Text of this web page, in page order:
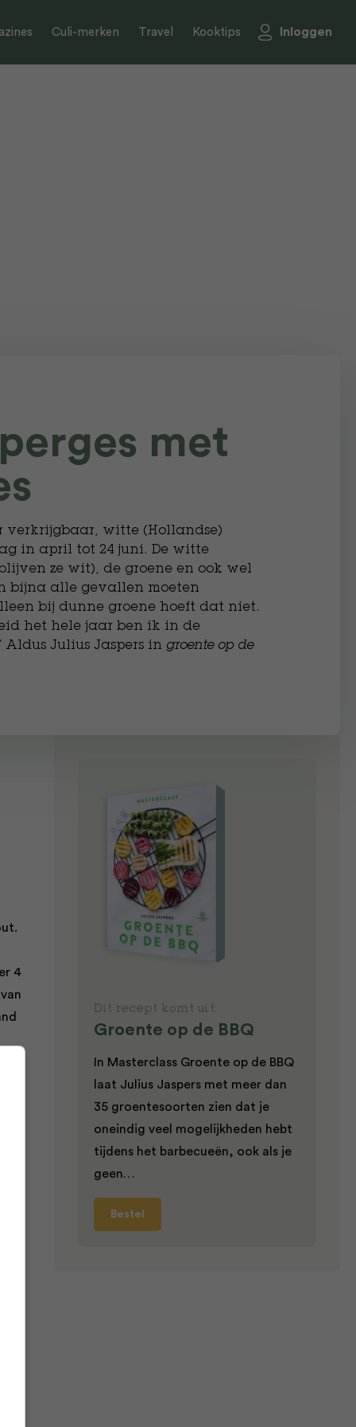
Culi-merken Travel Kooktips Inloggen
met
verkrijgbaar, witte (Hollandse)
in april tot 24 juni. De witte
ze wit), de groene en ook wel
bijna alle gevallen moeten
bij dunne groene hoeft dat niet.
het hele jaar ben ik in de
Julius Jaspers in groente op de
4
Dit recept komt uit:
Groente op de BBQ
In Masterclass Groente op de BBQ
laat Julius Jaspers met meer dan
35 groentesoorten zien dat je
oneindig veel mogelijkheden hebt
tijdens het barbecueën, ook als je
geen…
Bestel